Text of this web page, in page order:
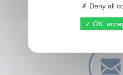
+33 (0) 1 44 41 29 19
Deny all
OK,